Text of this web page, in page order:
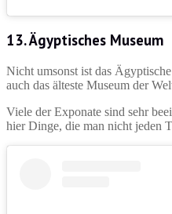
13. Ägyptisches Museum
Nicht umsonst ist das
auch das älteste Museum der
Viele der Exponate sind sehr
hier Dinge, die man nicht jeden